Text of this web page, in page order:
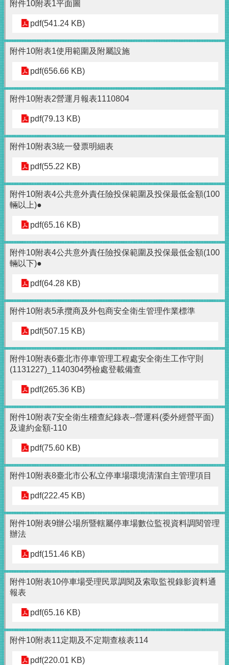
附件10附表1平面圖
pdf(541.24 KB)
附件10附表1使用範圍及附屬設施
pdf(656.66 KB)
附件10附表2營運月報表1110804
pdf(79.13 KB)
附件10附表3統一發票明細表
pdf(55.22 KB)
附件10附表4公共意外責任險投保範圍及投保最低金額(100
輛以上)●
pdf(65.16 KB)
附件10附表4公共意外責任險投保範圍及投保最低金額(100
輛以下)●
pdf(64.28 KB)
附件10附表5承攬商及外包商安全衛生管理作業標準
pdf(507.15 KB)
附件10附表6臺北市停車管理工程處安全衛生工作守則
(1131227)_1140304勞檢處登載備查
pdf(265.36 KB)
附件10附表7安全衛生稽查紀錄表--營運科(委外經營平面)
及違約金額-110
pdf(75.60 KB)
附件10附表8臺北市公私立停車場環境清潔自主管理項目
pdf(222.45 KB)
附件10附表9辦公場所暨轄屬停車場數位監視資料調閱管理
辦法
pdf(151.46 KB)
附件10附表10停車場受理民眾調閱及索取監視錄影資料通
報表
pdf(65.16 KB)
附件10附表11定期及不定期查核表114
pdf(220.01 KB)